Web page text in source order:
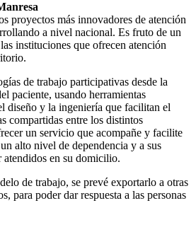
proyectos más innovadores de atención
a nivel nacional. Es fruto de un
instituciones que ofrecen atención
de trabajo participativas desde la
paciente, usando herramientas
diseño y la ingeniería que facilitan el
compartidas entre los distintos
un servicio que acompañe y facilite
alto nivel de dependencia y a sus
atendidos en su domicilio.
de trabajo, se prevé exportarlo a otras
para poder dar respuesta a las personas